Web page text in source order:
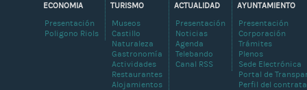
AYUNTAMIENTO
Presentación
Corporación
Trámites
Plenos
Sede Electrónica
Portal de
Perfil del
ACTUALIDAD
Presentación
Noticias
Agenda
Telebando
Canal RSS
TURISMO
Museos
Castillo
Naturaleza
Gastronomía
Actividades
Restaurantes
Alojamientos
ECONOMIA
Presentación
Poligono Riols